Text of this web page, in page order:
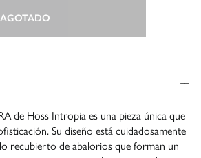
AGOTADO
de Hoss Intropia es una pieza única que
Su diseño está cuidadosamente
recubierto de abalorios que forman un